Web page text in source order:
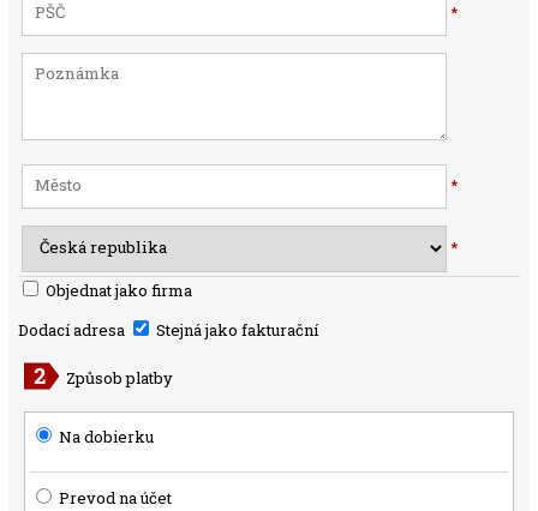
*
*
*
Objednat jako firma
Dodací adresa
Stejná jako fakturační
Způsob platby
Na dobierku
Prevod na účet